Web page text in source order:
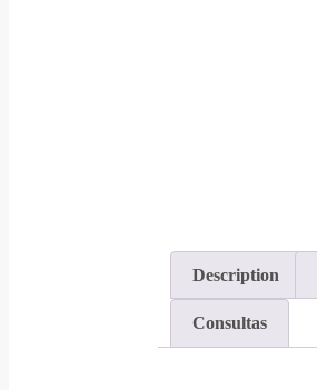
Description
Consultas